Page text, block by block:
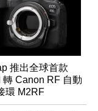
推出全球首款
轉 Canon RF 自動
環 M2RF